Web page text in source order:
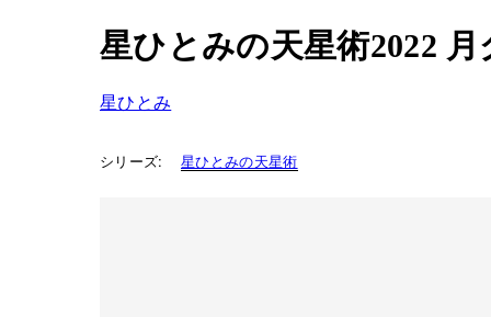
星ひとみの天星術2022
星ひとみ
シリーズ: 星ひとみの天星術